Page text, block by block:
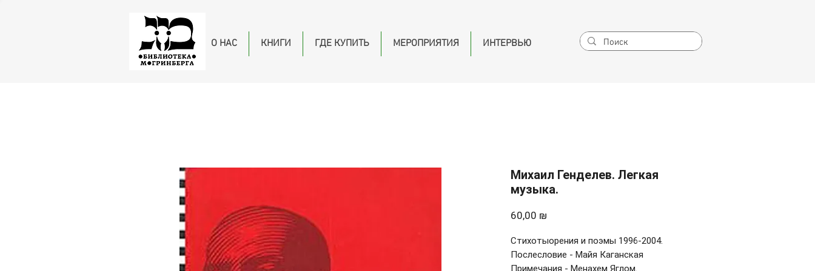
О НАС КНИГИ ГДЕ КУПИТЬ МЕРОПРИЯТИЯ ИНТЕРВЬЮ
Михаил Генделев. Легкая
музыка.
60,00 ₪
Стихотыорения и поэмы 1996-2004.
Послесловие - Майя Каганская
Примечания - Менахем Яглом.